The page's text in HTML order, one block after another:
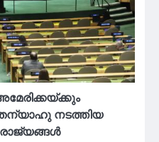
നടത്തിയ
രാജ്യങ്ങൾ